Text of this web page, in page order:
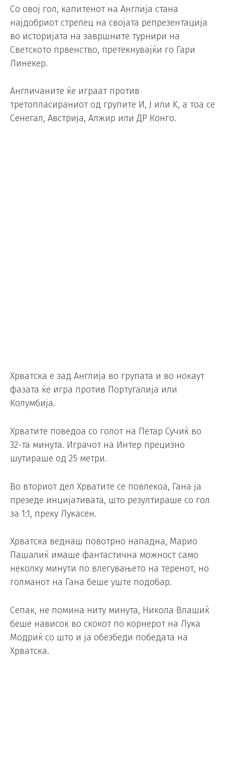
Со овој гол, капитенот на Англија стана
најдобриот стрелец на својата репрезентација
во историјата на завршните турнири на
Светското првенство, претекнувајќи го Гари
Линекер.
Англичаните ќе играат против
третопласираниот од групите И, J или K, а тоа се
Сенегал, Австрија, Алжир или ДР Конго.
Хрватска е зад Англија во групата и во нокаут
фазата ќе игра против Португалија или
Колумбија.
Хрватите поведоа со голот на Петар Сучиќ во
32-та минута. Играчот на Интер прецизно
шутираше од 25 метри.
Во вториот дел Хрватите се повлекоа, Гана ја
презеде инцијативата, што резултираше со гол
за 1:1, преку Лукасен.
Хрватска веднаш повотрно нападна, Марио
Пашалиќ имаше фантастична можност само
неколку минути по влегувањето на теренот, но
голманот на Гана беше уште подобар.
Сепак, не помина ниту минута, Никола Влашиќ
беше нависок во скокот по корнерот на Лука
Модриќ со што и ја обезбеди победата на
Хрватска.